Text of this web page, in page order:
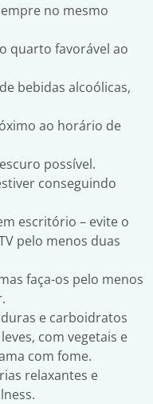
no mesmo
quarto favorável ao
bebidas alcoólicas,
ao horário de
possível.
conseguindo
escritório – evite o
pelo menos duas
faça-os pelo menos
e carboidratos
com vegetais e
com fome.
relaxantes e